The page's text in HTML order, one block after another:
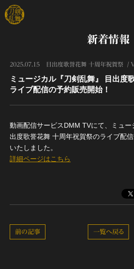
新着情報
2025.07.15 目出度歌誉花舞 十周年祝賀祭
ミュージカル『刀剣乱舞』 目出度
ライブ配信の予約販売開始！
動画配信サービスDMM TVにて、ミュー
出度歌誉花舞 十周年祝賀祭のライブ配
いたしました。
詳細ページはこちら
一覧へ戻る
前の記事